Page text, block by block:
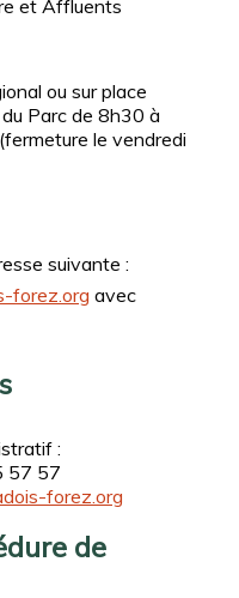
et Affluents
ou sur place
Parc de 8h30 à
le vendredi
suivante :
forez.org avec
:
57 57
forez.org
de